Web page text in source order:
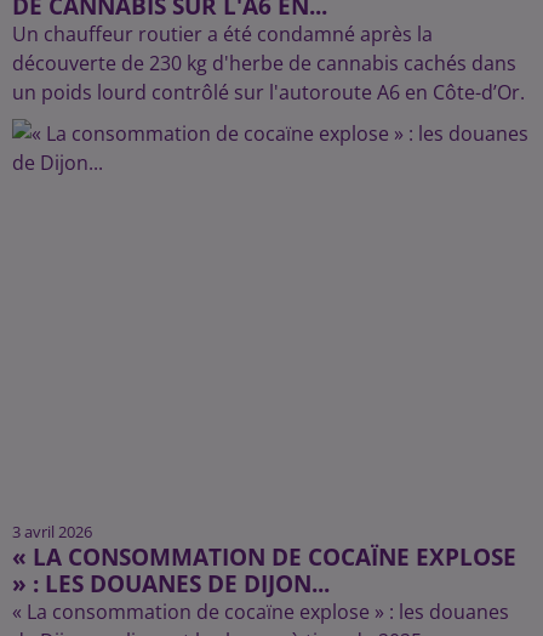
Un chauffeur routier a été condamné après la
découverte de 230 kg d'herbe de cannabis cachés dans
un poids lourd contrôlé sur l'autoroute A6 en Côte-d’Or.
3 avril 2026
« LA CONSOMMATION DE COCAÏNE EXPLOSE
» : LES DOUANES DE DIJON...
« La consommation de cocaïne explose » : les douanes